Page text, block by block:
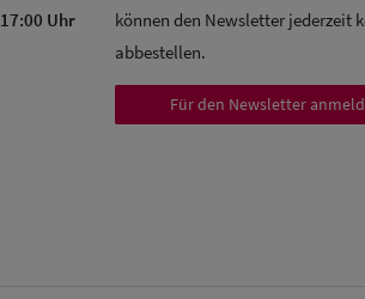
17:00 Uhr
können den Newsletter jederzeit
abbestellen.
Für den Newsletter